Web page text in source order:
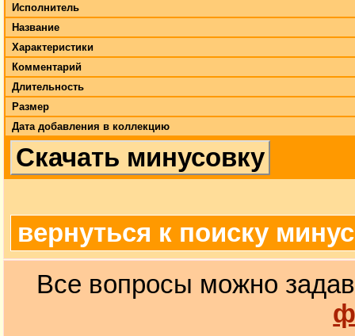
Исполнитель
Название
Характеристики
Комментарий
Длительность
Размер
Дата добавления в коллекцию
Скачать минусовку
вернуться к поиску
Все вопросы можно